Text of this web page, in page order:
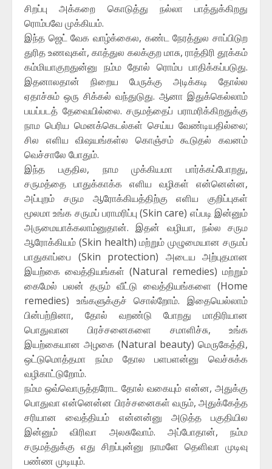
சிறப்பு அக்கறை கொடுத்து நல்லா பாத்துக்கிறது
ரொம்பவே முக்கியம்.
இந்த ஜெட் வேக வாழ்க்கைல, கண்ட நேரத்துல சாப்பிடுற
துரித உணவுகள், காத்துல கலக்குற மாசு, ராத்திரி தூக்கம்
கம்மியாகுறதுன்னு நம்ம தோல் ரொம்ப பாதிக்கப்படுது.
இதனாலதான் நிறைய பேருக்கு அடிக்கடி தோல்ல
ஏதாச்சும் ஒரு சிக்கல் வந்துடுது. ஆனா இதுக்கெல்லாம்
பயப்படத் தேவையில்லை. சருமத்தைப் பராமரிக்கிறதுக்கு
நாம பெரிய மெனக்கெடல்கள் செய்ய வேண்டியதில்லை;
சில எளிய விஷயங்கள்ல கொஞ்சம் கூடுதல் கவனம்
வெச்சாலே போதும்.
இந்த பகுதில, நாம முக்கியமா பார்க்கப்போறது,
சருமத்தை பாதுக்காக்க எளிய வழிகள் என்னென்ன,
அப்புறம் சரும ஆரோக்கியத்திற்கு எளிய குறிப்புகள்
மூலமா உங்க சருமப் பராமரிப்பு (Skin care) எப்படி இன்னும்
அருமையாக்கலாம்னுதான். இதன் வழியா, நல்ல சரும
ஆரோக்கியம் (Skin health) மற்றும் முழுமையான சருமப்
பாதுகாப்பை (Skin protection) அடைய அற்புதமான
இயற்கை வைத்தியங்கள் (Natural remedies) மற்றும்
கைமேல் பலன் தரும் வீட்டு வைத்தியங்களை (Home
remedies) உங்களுக்குச் சொல்றோம். இதையெல்லாம்
பின்பற்றினா, தோல் வறண்டு போறது மாதிரியான
பொதுவான பிரச்சனைகளை சமாளிச்சு, உங்க
இயற்கையான அழகை (Natural beauty) மெருகேத்தி,
ஒட்டுமொத்தமா நம்ம தோல பளபளன்னு வெச்சுக்க
வழிகாட்டுறோம்.
நம்ம ஒவ்வொருத்தரோட தோல் வகையும் என்ன, அதுக்கு
பொதுவா என்னென்ன பிரச்சனைகள் வரும், அதுக்கேத்த
சரியான வைத்தியம் என்னன்னு அடுத்த பகுதியில
இன்னும் விரிவா அலசுவோம். அப்போதான், நம்ம
சருமத்துக்கு எது சிறப்புன்னு நாமளே தெளிவா முடிவு
பண்ண முடியும்.